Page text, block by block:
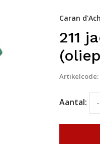
Caran
211
Artikelcode:
Aantal: -